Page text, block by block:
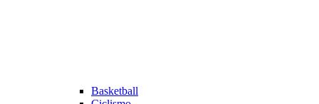
Basketball